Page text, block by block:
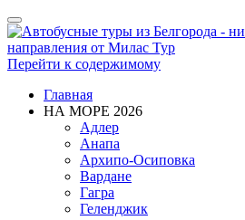
Показать/
Скрыть
навигацию
Перейти к содержимому
Главная
НА МОРЕ 2026
Адлер
Анапа
Архипо-Осиповка
Вардане
Гагра
Геленджик